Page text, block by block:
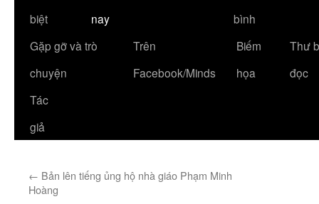
biệt
nay
bình
Gặp gỡ và trò
chuyện
Trên
Facebook/Minds
Biếm
họa
Thư
đọc
Tác
giả
← Bản lên tiếng ủng hộ nhà giáo Phạm Minh
Hoàng